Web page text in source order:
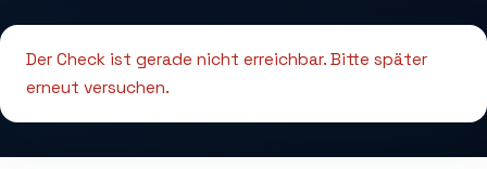
Der Check ist gerade nicht erreichbar. Bitte später
erneut versuchen.